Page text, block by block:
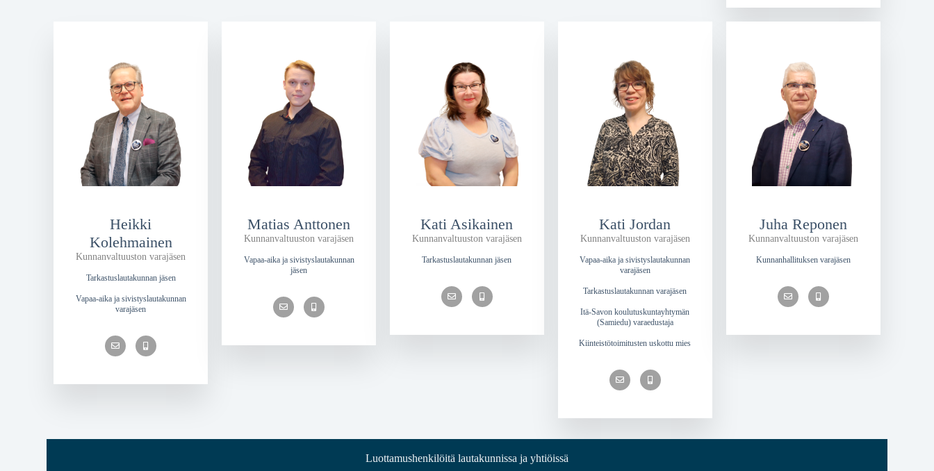
Heikki
Kolehmainen
Kunnanvaltuuston varajäsen
Tarkastuslautakunnan jäsen
Vapaa-aika ja sivistyslautakunnan
varajäsen
Matias Anttonen
Kunnanvaltuuston varajäsen
Vapaa-aika ja sivistyslautakunnan
jäsen
Kati Asikainen
Kunnanvaltuuston varajäsen
Tarkastuslautakunnan jäsen
Kati Jordan
Kunnanvaltuuston varajäsen
Vapaa-aika ja sivistyslautakunnan
varajäsen
Tarkastuslautakunnan varajäsen
Itä-Savon koulutuskuntayhtymän
(Samiedu) varaedustaja
Kiinteistötoimitusten uskottu mies
Juha Reponen
Kunnanvaltuuston varajäsen
Kunnanhallituksen varajäsen
Luottamushenkilöitä lautakunnissa ja yhtiöissä